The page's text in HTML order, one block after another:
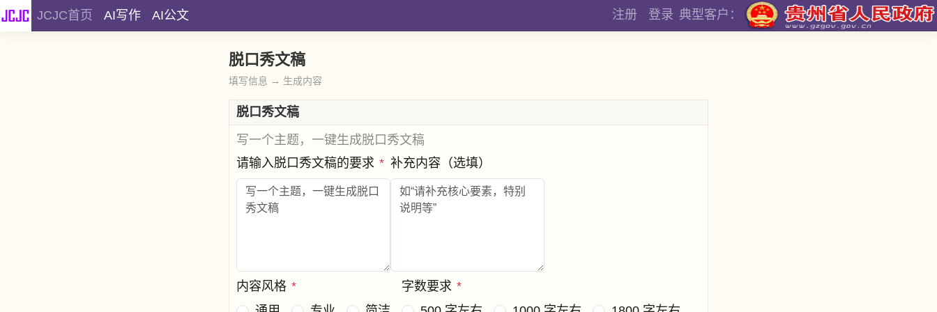
JCJC首页 AI写作 AI公文 注册 登录 典型客户：
脱口秀文稿
填写信息 → 生成内容
脱口秀文稿
写一个主题，一键生成脱口秀文稿
请输入脱口秀文稿的要求 * 补充内容（选填）
内容风格 *
字数要求 *